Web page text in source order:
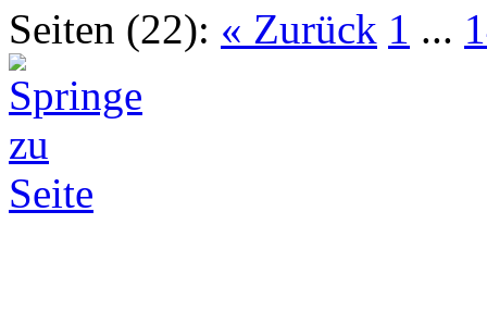
Seiten (22): « Zurück 1 ...